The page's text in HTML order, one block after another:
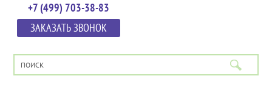
+7 (499) 703-38-83
ЗАКАЗАТЬ ЗВОНОК